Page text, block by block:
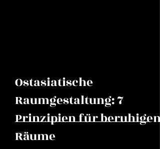
Ostasiatische
Raumgestaltung: 7
Prinzipien für
Räume